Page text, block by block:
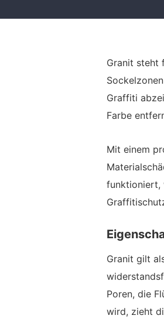
Granit steht
Graffiti
Farbe
Mit einem
funktioniert,
Granit gilt
Poren, die
wird, zieht